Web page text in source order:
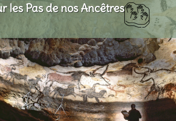
les Pas de nos Ancêtres